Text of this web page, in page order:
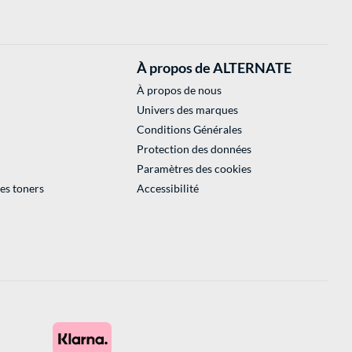
toners
À propos de ALTERNATE
À propos de nous
Univers des marques
Conditions Générales
Protection des données
Paramètres des cookies
Accessibilité